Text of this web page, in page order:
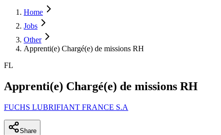
Home
Jobs
Other
Apprenti(e) Chargé(e) de missions RH
FL
Apprenti(e) Chargé(e) de missions RH
FUCHS LUBRIFIANT FRANCE S.A
Share